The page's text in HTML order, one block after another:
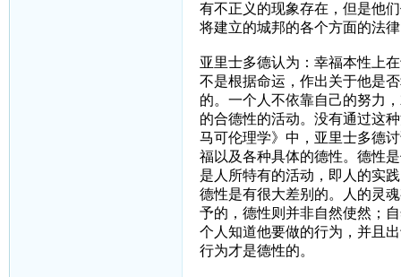
有不正义的现象存在，但是他
将建立的城邦的各个方面的法
亚里士多德认为：幸福本性上
不是根据命运，作出关于他是
的。一个人不依靠自己的努力
的合德性的活动。没有通过这
马可伦理学》中，亚里士多德
福以及各种具体的德性。德性
是人所特有的活动，即人的实
德性是有很大差别的。人的灵
予的，德性则并非自然使然；
个人知道他要做的行为，并且
行为才是德性的。